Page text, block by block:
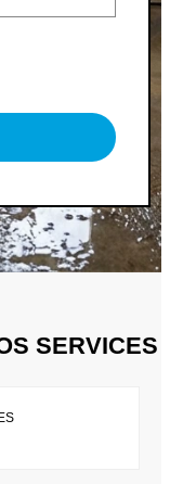
SERVICES